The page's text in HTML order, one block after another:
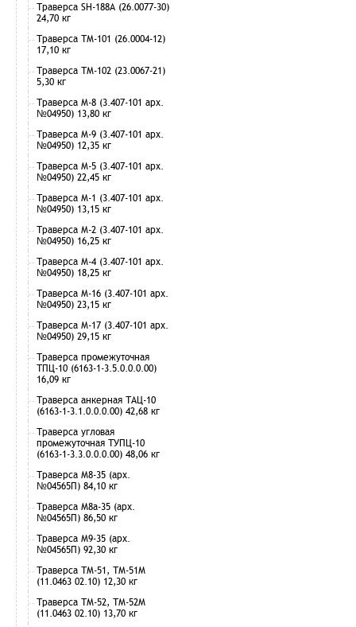
Траверса SH-188А (26.0077-30)
24,70 кг
Траверса ТМ-101 (26.0004-12)
17,10 кг
Траверса ТМ-102 (23.0067-21)
5,30 кг
Траверса М-8 (3.407-101 арх.
№04950) 13,80 кг
Траверса М-9 (3.407-101 арх.
№04950) 12,35 кг
Траверса М-5 (3.407-101 арх.
№04950) 22,45 кг
Траверса М-1 (3.407-101 арх.
№04950) 13,15 кг
Траверса М-2 (3.407-101 арх.
№04950) 16,25 кг
Траверса М-4 (3.407-101 арх.
№04950) 18,25 кг
Траверса М-16 (3.407-101 арх.
№04950) 23,15 кг
Траверса М-17 (3.407-101 арх.
№04950) 29,15 кг
Траверса промежуточная
ТПЦ-10 (6163-1-3.5.0.0.0.00)
16,09 кг
Траверса анкерная ТАЦ-10
(6163-1-3.1.0.0.0.00) 42,68 кг
Траверса угловая
промежуточная ТУПЦ-10
(6163-1-3.3.0.0.0.00) 48,06 кг
Траверса М8-35 (арх.
№04565П) 84,10 кг
Траверса М8а-35 (арх.
№04565П) 86,50 кг
Траверса М9-35 (арх.
№04565П) 92,30 кг
Траверса ТМ-51, ТМ-51М
(11.0463 02.10) 12,30 кг
Траверса ТМ-52, ТМ-52М
(11.0463 02.10) 13,70 кг